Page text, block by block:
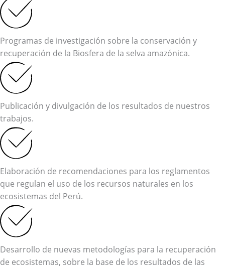
Programas de investigación sobre la conservación y
recuperación de la Biosfera de la selva amazónica.
Publicación y divulgación de los resultados de nuestros
trabajos.
Elaboración de recomendaciones para los reglamentos
que regulan el uso de los recursos naturales en los
ecosistemas del Perú.
Desarrollo de nuevas metodologías para la recuperación
de ecosistemas, sobre la base de los resultados de las